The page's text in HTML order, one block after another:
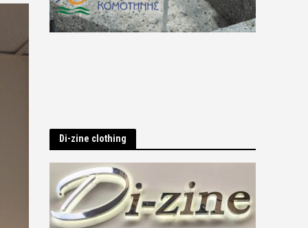
Di-zine clothing